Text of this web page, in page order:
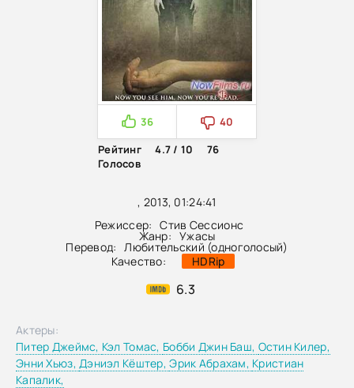
, 2013, 01:24:41
Режиссер:
Стив Сессионс
Жанр: Ужасы
Перевод:
Любительский (одноголосый)
Качество:
HDRip
6.3
36
40
Рейтинг
4.7 / 10
76
Голосов
Актеры:
Питер Джеймс, Кэл Томас, Бобби Джин Баш, Остин Килер,
Энни Хьюз,Дэниэл Кёштер,Эрик Абрахам, Кристиан
Капалик,